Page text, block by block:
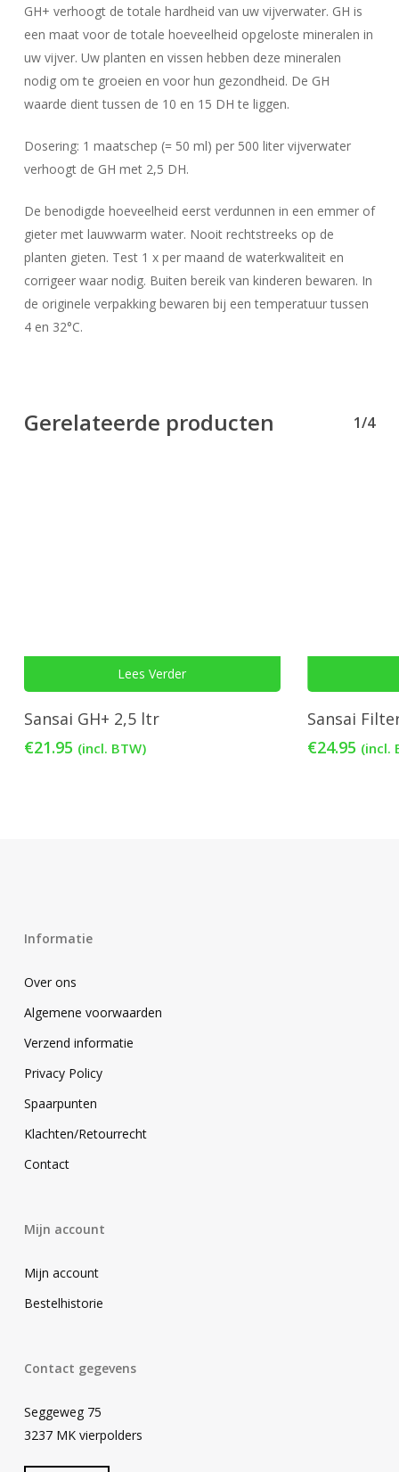
GH+ verhoogt de totale hardheid van uw vijverwater. GH is
een maat voor de totale hoeveelheid opgeloste mineralen in
uw vijver. Uw planten en vissen hebben deze mineralen
nodig om te groeien en voor hun gezondheid. De GH
waarde dient tussen de 10 en 15 DH te liggen.
Dosering: 1 maatschep (= 50 ml) per 500 liter vijverwater
verhoogt de GH met 2,5 DH.
De benodigde hoeveelheid eerst verdunnen in een emmer of
gieter met lauwwarm water. Nooit rechtstreeks op de
planten gieten. Test 1 x per maand de waterkwaliteit en
corrigeer waar nodig. Buiten bereik van kinderen bewaren. In
de originele verpakking bewaren bij een temperatuur tussen
4 en 32°C.
Gerelateerde producten 1/4
Lees Verder
Sansai GH+ 2,5 ltr
€21.95 (incl. BTW)
Sansai
€24.95 (incl.
Informatie
Over ons
Algemene voorwaarden
Verzend informatie
Privacy Policy
Spaarpunten
Klachten/Retourrecht
Contact
Mijn account
Mijn account
Bestelhistorie
Contact gegevens
Seggeweg 75
3237 MK vierpolders